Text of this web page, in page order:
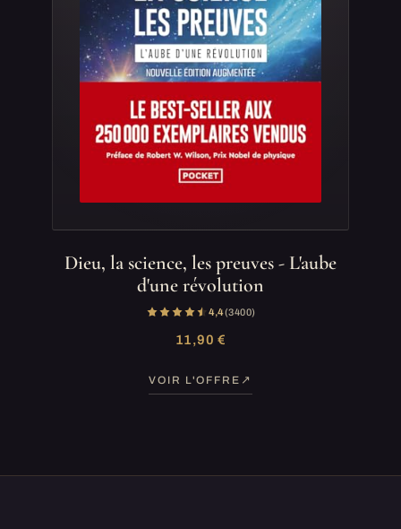
Dieu, la science, les preuves - L'aube
d'une révolution
4,4(3 400)
11,90 €
VOIR L'OFFRE